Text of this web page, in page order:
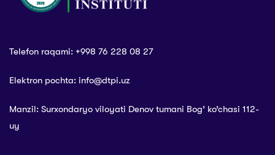
Telefon raqami: +998 76 228 08 27
Elektron pochta: info@dtpi.uz
Manzil: Surxondaryo viloyati Denov tumani Bog’ ko’chasi 112-
uy